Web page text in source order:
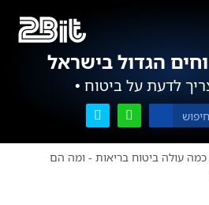
הגדול בישראל
לדעת על ביטוח •
כמה עולה ביטוח בריאות - ומה הם